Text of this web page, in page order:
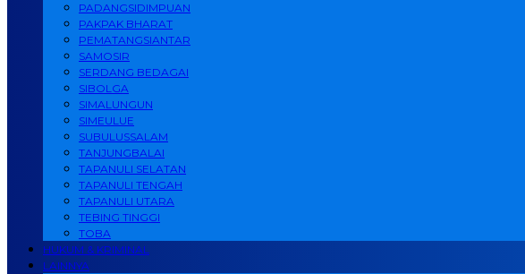
PADANGSIDIMPUAN
PAKPAK BHARAT
PEMATANGSIANTAR
SAMOSIR
SERDANG BEDAGAI
SIBOLGA
SIMALUNGUN
SIMEULUE
SUBULUSSALAM
TANJUNGBALAI
TAPANULI SELATAN
TAPANULI TENGAH
TAPANULI UTARA
TEBING TINGGI
TOBA
HUKUM & KRIMINAL
LAINNYA